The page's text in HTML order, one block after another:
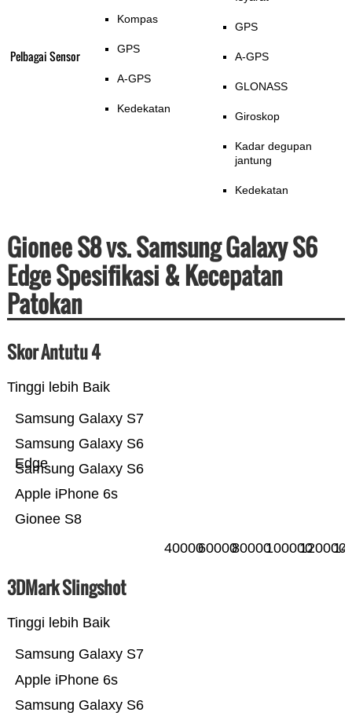
Pelbagai Sensor
Kompas
GPS
A-GPS
Kedekatan
GPS
A-GPS
GLONASS
Giroskop
Kadar degupan
jantung
Kedekatan
Gionee S8 vs. Samsung Galaxy S6
Edge Spesifikasi & Kecepatan
Patokan
Skor Antutu 4
Tinggi lebih Baik
Gionee S8
Apple iPhone 6s
Samsung Galaxy S6
Samsung Galaxy S6
Edge
Samsung Galaxy S7
400006000080000100000120000
3DMark Slingshot
Tinggi lebih Baik
Samsung Galaxy S6
Apple iPhone 6s
Samsung Galaxy S7